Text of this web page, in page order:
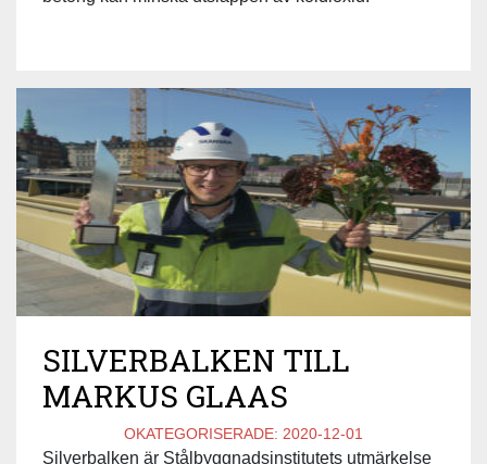
SILVERBALKEN TILL
MARKUS GLAAS
OKATEGORISERADE: 2020-12-01
Silverbalken är Stålbyggnadsinstitutets utmärkelse